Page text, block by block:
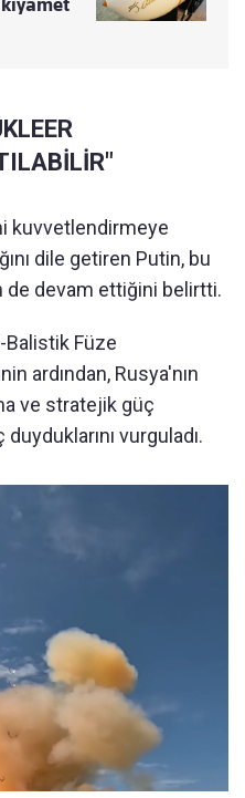
kuvvetlendirmeye
dile getiren Putin, bu
de devam ettiğini belirtti.
Balistik Füze
ardından, Rusya'nın
ve stratejik güç
vurguladı.